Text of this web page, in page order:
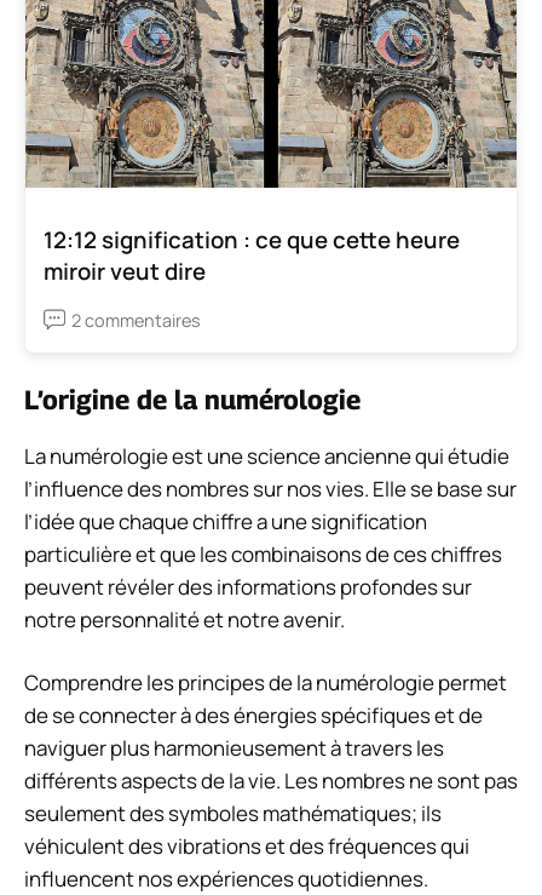
12:12 signification : ce que cette heure
miroir veut dire
2 commentaires
L’origine de la numérologie
La numérologie est une science ancienne qui étudie
l’influence des nombres sur nos vies. Elle se base sur
l’idée que chaque chiffre a une signification
particulière et que les combinaisons de ces chiffres
peuvent révéler des informations profondes sur
notre personnalité et notre avenir.
Comprendre les principes de la numérologie permet
de se connecter à des énergies spécifiques et de
naviguer plus harmonieusement à travers les
différents aspects de la vie. Les nombres ne sont pas
seulement des symboles mathématiques; ils
véhiculent des vibrations et des fréquences qui
influencent nos expériences quotidiennes.